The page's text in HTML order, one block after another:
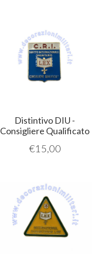
Distintivo DIU -
Consigliere Qualificato
€15,00